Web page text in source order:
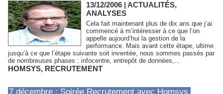
13/12/2006 | ACTUALITÉS,
ANALYSES
Cela fait maintenant plus de dix ans que j’ai
commencé à m’intéresser à ce que l’on
appelle aujourd’hui la gestion de la
performance. Mais avant cette étape, ultime
jusqu’à ce que l’étape suivante soit inventée, nous sommes passés par
de nombreuses phases : infocentre, entrepôt de données,...
HOMSYS, RECRUTEMENT
7 décembre : Soirée Recrutement avec Homsys,